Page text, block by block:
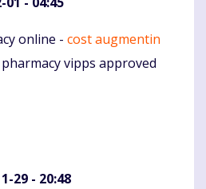
online - cost augmentin
vipps approved
29 - 20:48